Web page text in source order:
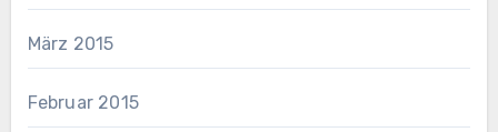
März 2015
Februar 2015